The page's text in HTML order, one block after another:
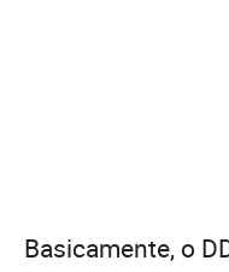
Basicamente, o